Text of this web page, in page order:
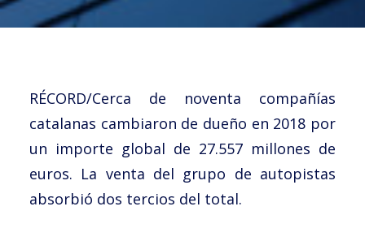
CONTACTO →
Noticias
Trabaja con nosotros
Español
English
RÉCORD/Cerca de noventa compañías
catalanas cambiaron de dueño en 2018 por
un importe global de 27.557 millones de
euros. La venta del grupo de autopistas
absorbió dos tercios del total.